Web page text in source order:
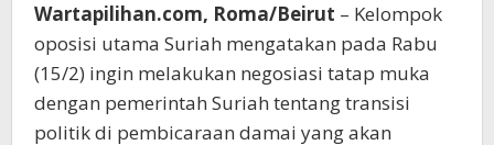
Wartapilihan.com, Roma/Beirut – Kelompok
oposisi utama Suriah mengatakan pada Rabu
(15/2) ingin melakukan negosiasi tatap muka
dengan pemerintah Suriah tentang transisi
politik di pembicaraan damai yang akan